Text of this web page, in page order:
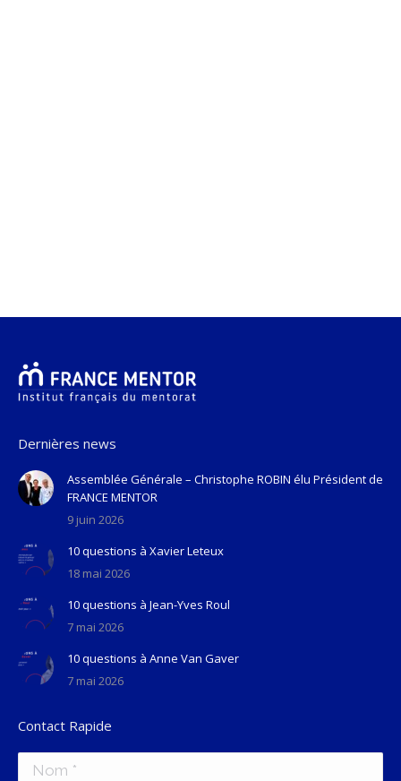
Dernières news
Assemblée Générale – Christophe ROBIN élu Président de
FRANCE MENTOR
9 juin 2026
10 questions à Xavier Leteux
18 mai 2026
10 questions à Jean-Yves Roul
7 mai 2026
10 questions à Anne Van Gaver
7 mai 2026
Contact Rapide
Nom *